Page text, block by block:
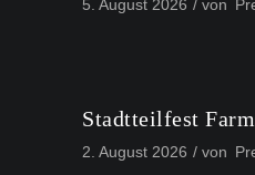
5. August 2026 von
Stadtteilfest
2. August 2026 von